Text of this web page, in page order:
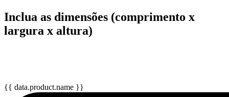
Inclua as dimensões (comprimento x
largura x altura)
{{ data.product.name }}